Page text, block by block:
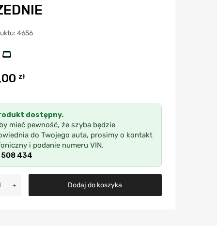
4656
zł
dostępny.
mieć pewność, że szyba będzie
do Twojego auta, prosimy o kontakt
i podanie numeru VIN.
508 434
Dodaj do koszyka